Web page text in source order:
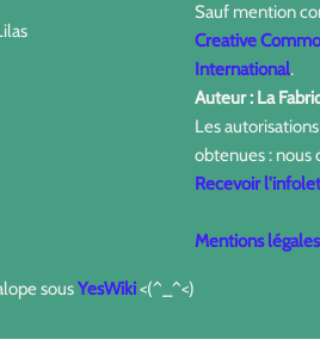
Sauf mention
Creative
International.
Auteur : La
Les
obtenues : nous
Recevoir
Mentions légales
sousYesWiki<(^_^<)